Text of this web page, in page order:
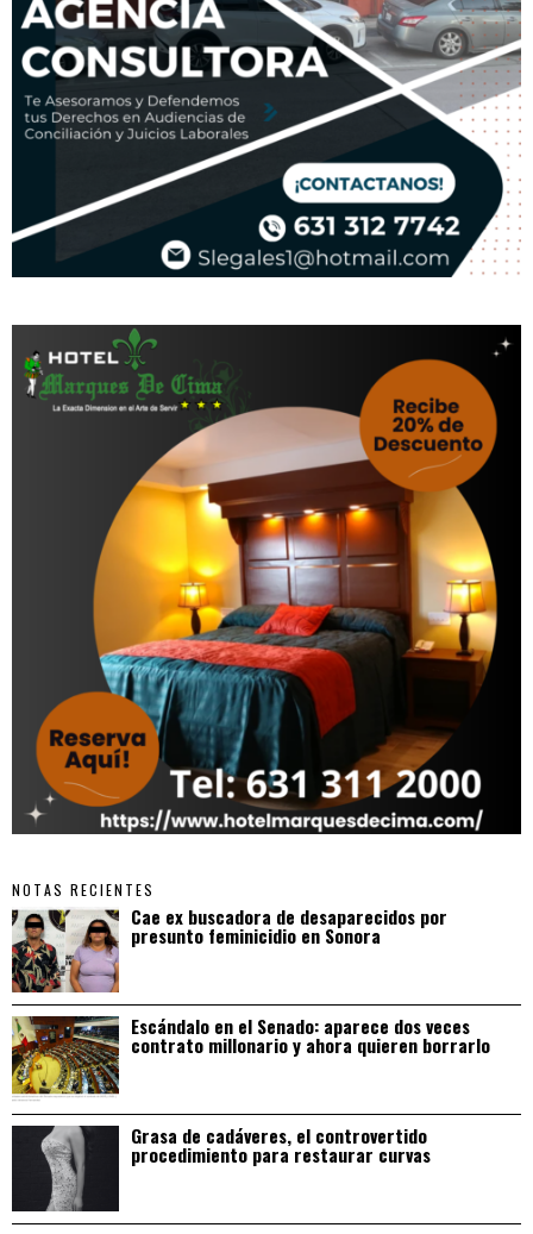
NOTAS RECIENTES
Cae ex buscadora de desaparecidos por
presunto feminicidio en Sonora
Escándalo en el Senado: aparece dos veces
contrato millonario y ahora quieren borrarlo
Grasa de cadáveres, el controvertido
procedimiento para restaurar curvas